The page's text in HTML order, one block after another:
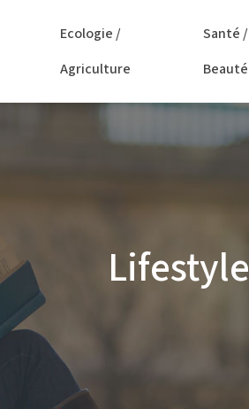
Ecologie /
Agriculture
Santé /
Beauté
Lifestyle